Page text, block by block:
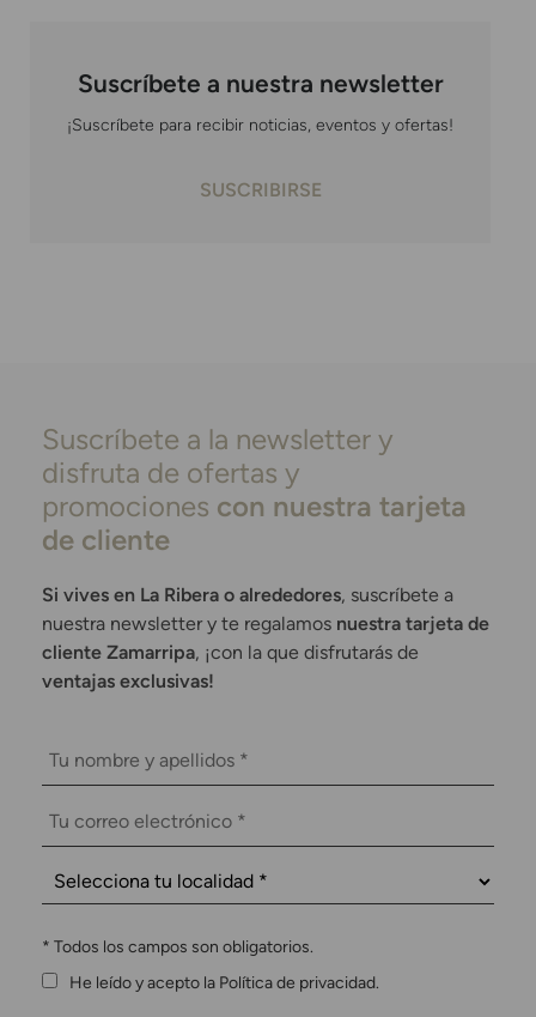
Suscríbete a nuestra newsletter
¡Suscríbete para recibir noticias, eventos y ofertas!
SUSCRIBIRSE
Suscríbete a la newsletter y
disfruta de ofertas y
promociones con nuestra tarjeta
de cliente
Si vives en La Ribera o alrededores, suscríbete a
nuestra newsletter y te regalamos nuestra tarjeta de
cliente Zamarripa, ¡con la que disfrutarás de
ventajas exclusivas!
* Todos los campos son obligatorios.
He leído y acepto la Política de privacidad.